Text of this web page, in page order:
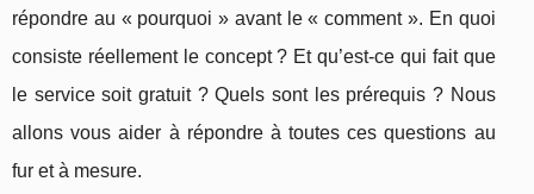
répondre au « pourquoi » avant le « comment ». En quoi
consiste réellement le concept ? Et qu’est-ce qui fait que
le service soit gratuit ? Quels sont les prérequis ? Nous
allons vous aider à répondre à toutes ces questions au
fur et à mesure.